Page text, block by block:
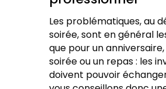
Les problématiques, au
soirée, sont en général
que pour un
soirée ou un repas : les
doivent pouvoir